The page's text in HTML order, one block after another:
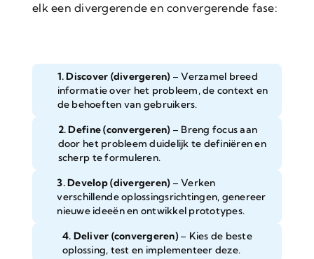
elk een divergerende en convergerende fase:
1. Discover (divergeren)– Verzamel breed
informatie over het probleem, de context en
de behoeften van gebruikers.
2. Define (convergeren)– Breng focus aan
door het probleem duidelijk te definiëren en
scherp te formuleren.
3. Develop (divergeren)– Verken
verschillende oplossingsrichtingen, genereer
nieuwe ideeën en ontwikkel prototypes.
4. Deliver (convergeren)– Kies de beste
oplossing, test en implementeer deze.